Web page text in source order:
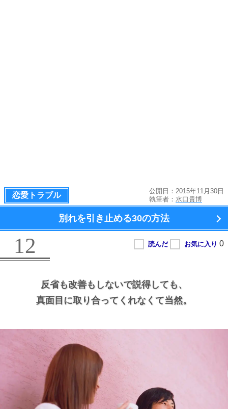
恋愛トラブル
公開日：2015年11月30日
執筆者： 水口貴博
別れを引き止める30の方法
12
反省も改善もしないで説得しても、
真面目に取り合ってくれなくて当然。